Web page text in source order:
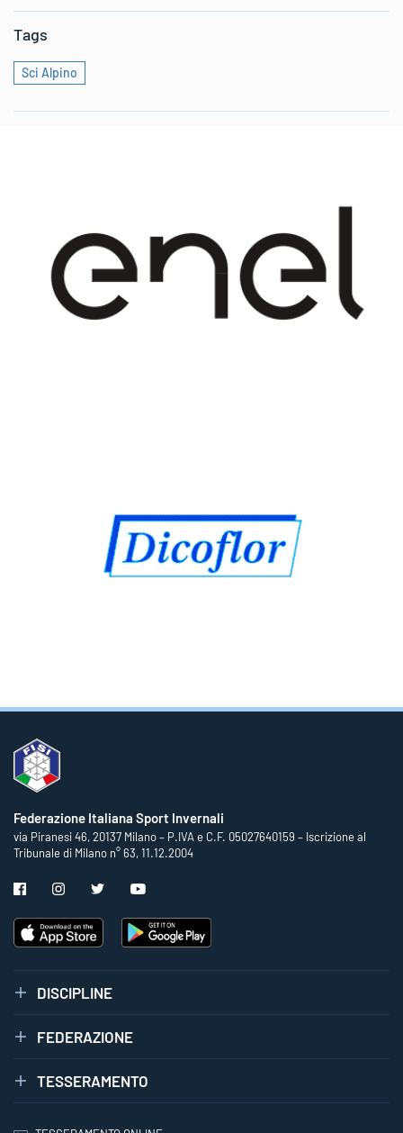
Tags
Sci Alpino
Federazione Italiana Sport Invernali
via Piranesi 46, 20137 Milano – P.IVA e C.F. 05027640159 – Iscrizione al
Tribunale di Milano n° 63, 11.12.2004
DISCIPLINE
FEDERAZIONE
TESSERAMENTO